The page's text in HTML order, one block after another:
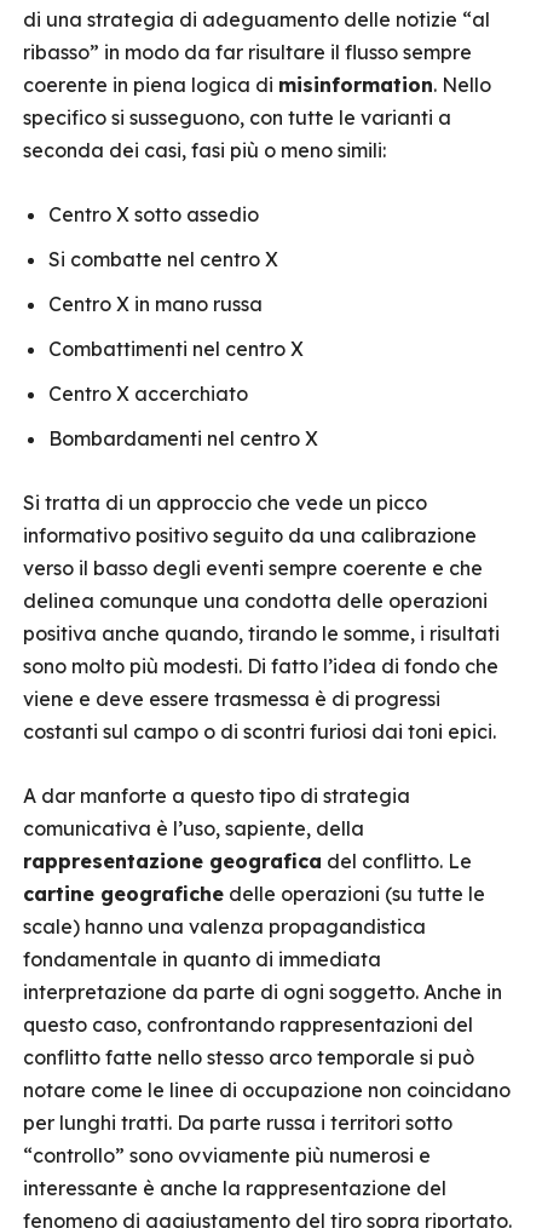
di una strategia di adeguamento delle notizie “al
ribasso” in modo da far risultare il flusso sempre
coerente in piena logica di misinformation. Nello
specifico si susseguono, con tutte le varianti a
seconda dei casi, fasi più o meno simili:
Centro X sotto assedio
Si combatte nel centro X
Centro X in mano russa
Combattimenti nel centro X
Centro X accerchiato
Bombardamenti nel centro X
Si tratta di un approccio che vede un picco
informativo positivo seguito da una calibrazione
verso il basso degli eventi sempre coerente e che
delinea comunque una condotta delle operazioni
positiva anche quando, tirando le somme, i risultati
sono molto più modesti. Di fatto l’idea di fondo che
viene e deve essere trasmessa è di progressi
costanti sul campo o di scontri furiosi dai toni epici.
A dar manforte a questo tipo di strategia
comunicativa è l’uso, sapiente, della
rappresentazione geografica del conflitto. Le
cartine geografiche delle operazioni (su tutte le
scale) hanno una valenza propagandistica
fondamentale in quanto di immediata
interpretazione da parte di ogni soggetto. Anche in
questo caso, confrontando rappresentazioni del
conflitto fatte nello stesso arco temporale si può
notare come le linee di occupazione non coincidano
per lunghi tratti. Da parte russa i territori sotto
“controllo” sono ovviamente più numerosi e
interessante è anche la rappresentazione del
fenomeno di aggiustamento del tiro sopra riportato.